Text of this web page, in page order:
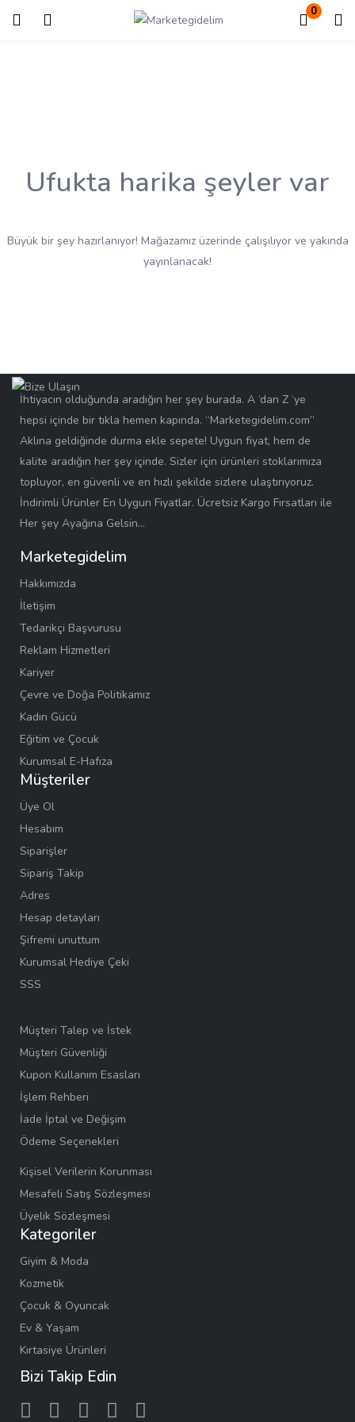
0
Giriş Kayıt ol
Ufukta harika şeyler var
Büyük bir şey hazırlanıyor! Mağazamız üzerinde çalışılıyor ve yakında
yayınlanacak!
İhtiyacın olduğunda aradığın her şey burada. A ‘dan Z ‘ye
hepsi içinde bir tıkla hemen kapında. “Marketegidelim.com”
Aklına geldiğinde durma ekle sepete! Uygun fiyat, hem de
kalite aradığın her şey içinde. Sizler için ürünleri stoklarımıza
topluyor, en güvenli ve en hızlı şekilde sizlere ulaştırıyoruz.
İndirimli Ürünler En Uygun Fiyatlar. Ücretsiz Kargo Fırsatları ile
Her şey Ayağına Gelsin…
Marketegidelim
Hakkımızda
İletişim
Tedarikçi Başvurusu
Reklam Hizmetleri
Kariyer
Çevre ve Doğa Politikamız
Kadın Gücü
Eğitim ve Çocuk
Kurumsal E-Hafıza
Müşteriler
Üye Ol
Hesabım
Siparişler
Sipariş Takip
Adres
Hesap detayları
Şifremi unuttum
Kurumsal Hediye Çeki
SSS
Müşteri Talep ve İstek
Müşteri Güvenliği
Kupon Kullanım Esasları
İşlem Rehberi
İade İptal ve Değişim
Ödeme Seçenekleri
Kişisel Verilerin Korunması
Mesafeli Satış Sözleşmesi
Üyelik Sözleşmesi
Kategoriler
Giyim & Moda
Kozmetik
Çocuk & Oyuncak
Ev & Yaşam
Kırtasiye Ürünleri
Bizi Takip Edin